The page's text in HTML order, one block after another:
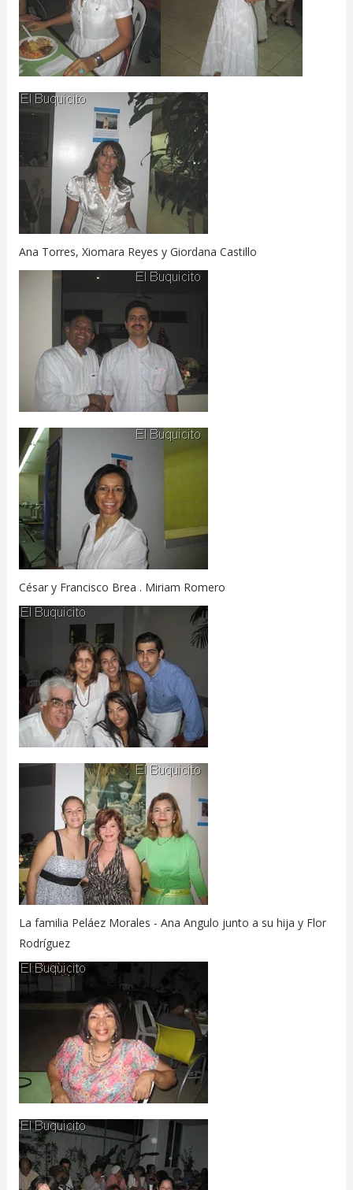
Ana Torres, Xiomara Reyes y Giordana Castillo
César y Francisco Brea . Miriam Romero
La familia Peláez Morales - Ana Angulo junto a su hija y Flor
Rodríguez